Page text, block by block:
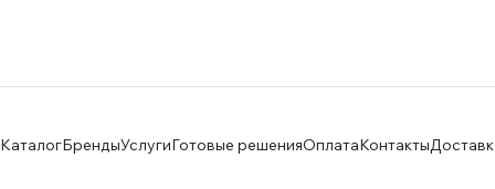
КаталогБрендыУслугиГотовые решенияОплатаКонтакты